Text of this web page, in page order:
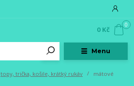
Menu
0
0 Kč
topy, trička, košile, krátký rukáv
mátové